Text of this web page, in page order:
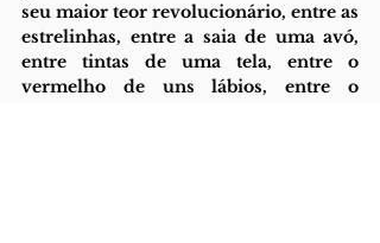
seu maior teor revolucionário, entre as
estrelinhas, entre a saia de uma avó,
entre tintas de uma tela, entre o
vermelho de uns lábios, entre o